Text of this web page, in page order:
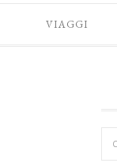
VIAGGI